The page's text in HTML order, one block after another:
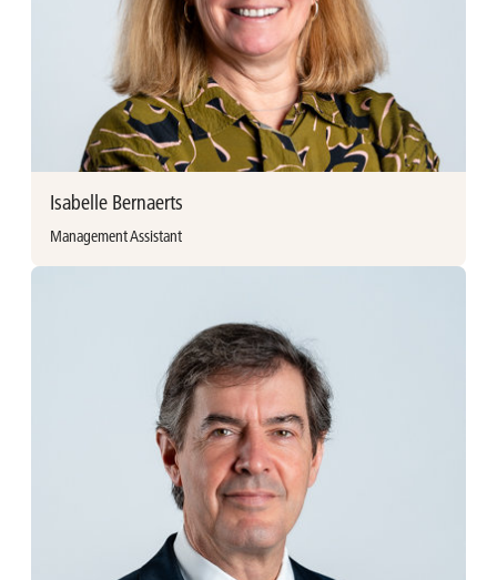
Ivo Berckmoes
IT Support
ivo.berckmoes@avh.be
+32 (0)3 376 88 42
Isabelle Bernaerts
Management Assistant
Isabelle Bernaerts vervoegde Ackermans & van Haaren in
2018 als receptioniste. Sinds 2023 werkt ze als Persoonlijke
Assistente voor het juridische team. Zij behaalde een
diploma A2 Secretariaat-Talen. Isabelle werkte voordien als
administratief bediende voor de Gouden Gids en Ambius.
Isabelle Bernaerts
Persoonlijke assistente